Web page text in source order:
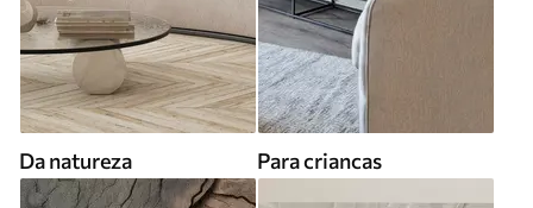
Da natureza Para criancas